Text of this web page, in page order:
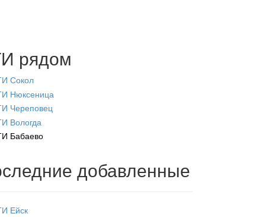
рядом
Сокол
Нюксеница
Череповец
Вологда
Бабаево
добавленные
Ейск